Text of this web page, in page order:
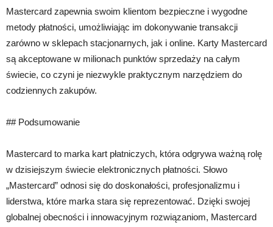
Mastercard zapewnia swoim klientom bezpieczne i wygodne
metody płatności, umożliwiając im dokonywanie transakcji
zarówno w sklepach stacjonarnych, jak i online. Karty Mastercard
są akceptowane w milionach punktów sprzedaży na całym
świecie, co czyni je niezwykle praktycznym narzędziem do
codziennych zakupów.
## Podsumowanie
Mastercard to marka kart płatniczych, która odgrywa ważną rolę
w dzisiejszym świecie elektronicznych płatności. Słowo
„Mastercard” odnosi się do doskonałości, profesjonalizmu i
liderstwa, które marka stara się reprezentować. Dzięki swojej
globalnej obecności i innowacyjnym rozwiązaniom, Mastercard